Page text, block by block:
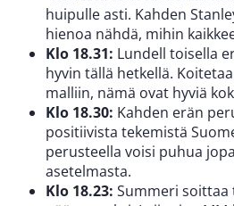
huipulle asti. Kahden
hienoa nähdä, mihin
Klo 18.31: Lundell toisella
hyvin tällä hetkellä.
malliin, nämä ovat hyviä
Klo 18.30: Kahden erän
positiivista tekemistä
perusteella voisi puhua
asetelmasta.
Klo 18.23: Summeri soittaa